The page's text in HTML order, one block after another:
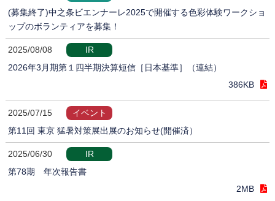
(募集終了)中之条ビエンナーレ2025で開催する色彩体験ワークショ
ップのボランティアを募集！
2025/08/08
IR
2026年3月期第１四半期決算短信［日本基準］（連結）
386KB
2025/07/15
イベント
第11回 東京 猛暑対策展出展のお知らせ(開催済）
2025/06/30
IR
第78期 年次報告書
2MB